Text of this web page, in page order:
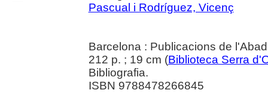
Pascual i Rodríguez, Vicenç
Barcelona : Publicacions de
212 p. ; 19 cm (Biblioteca Serra
Bibliografia.
ISBN 9788478266845